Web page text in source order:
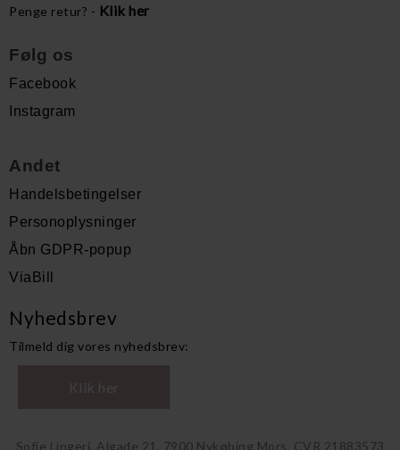
Penge retur? - Klik her
Følg os
Facebook
Instagram
Andet
Handelsbetingelser
Personoplysninger
Åbn GDPR-popup
ViaBill
Nyhedsbrev
Tilmeld dig vores nyhedsbrev:
Klik her
Sofie Lingeri, Algade 21, 7900 Nykøbing Mors, CVR 21883573